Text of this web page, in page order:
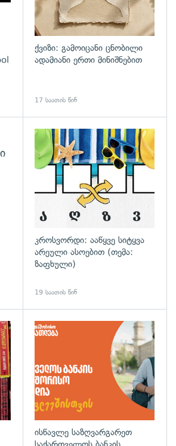
ქვიზი: გამოიცანი ცნობილი
ადამიანი ერთი მინიშნებით
17 საათის წინ
კროსვორდი: ააწყვე სიტყვა
არეული ასოებით (თემა:
ზაფხული)
19 საათის წინ
გადახედვა
ისწავლე საზღვარგარეთ